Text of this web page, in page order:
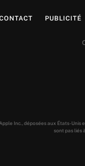
PUBLICITÉ
Inc., déposées aux États-
sont pas liés